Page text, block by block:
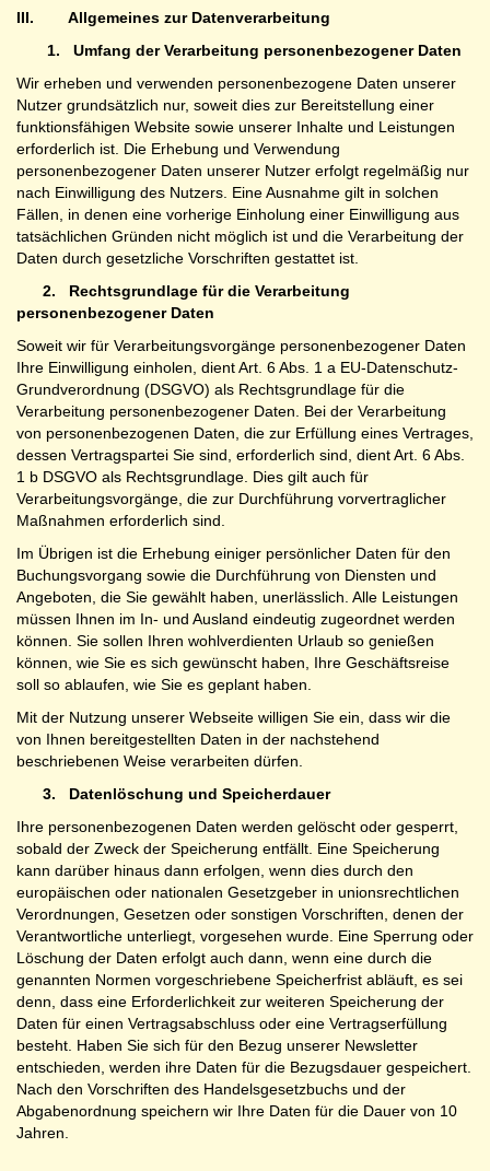
III. Allgemeines zur Datenverarbeitung
1. Umfang der Verarbeitung personenbezogener Daten
Wir erheben und verwenden personenbezogene Daten unserer
Nutzer grundsätzlich nur, soweit dies zur Bereitstellung einer
funktionsfähigen Website sowie unserer Inhalte und Leistungen
erforderlich ist. Die Erhebung und Verwendung
personenbezogener Daten unserer Nutzer erfolgt regelmäßig nur
nach Einwilligung des Nutzers. Eine Ausnahme gilt in solchen
Fällen, in denen eine vorherige Einholung einer Einwilligung aus
tatsächlichen Gründen nicht möglich ist und die Verarbeitung der
Daten durch gesetzliche Vorschriften gestattet ist.
2. Rechtsgrundlage für die Verarbeitung
personenbezogener Daten
Soweit wir für Verarbeitungsvorgänge personenbezogener Daten
Ihre Einwilligung einholen, dient Art. 6 Abs. 1 a EU-Datenschutz-
Grundverordnung (DSGVO) als Rechtsgrundlage für die
Verarbeitung personenbezogener Daten. Bei der Verarbeitung
von personenbezogenen Daten, die zur Erfüllung eines Vertrages,
dessen Vertragspartei Sie sind, erforderlich sind, dient Art. 6 Abs.
1 b DSGVO als Rechtsgrundlage. Dies gilt auch für
Verarbeitungsvorgänge, die zur Durchführung vorvertraglicher
Maßnahmen erforderlich sind.
Im Übrigen ist die Erhebung einiger persönlicher Daten für den
Buchungsvorgang sowie die Durchführung von Diensten und
Angeboten, die Sie gewählt haben, unerlässlich. Alle Leistungen
müssen Ihnen im In- und Ausland eindeutig zugeordnet werden
können. Sie sollen Ihren wohlverdienten Urlaub so genießen
können, wie Sie es sich gewünscht haben, Ihre Geschäftsreise
soll so ablaufen, wie Sie es geplant haben.
Mit der Nutzung unserer Webseite willigen Sie ein, dass wir die
von Ihnen bereitgestellten Daten in der nachstehend
beschriebenen Weise verarbeiten dürfen.
3. Datenlöschung und Speicherdauer
Ihre personenbezogenen Daten werden gelöscht oder gesperrt,
sobald der Zweck der Speicherung entfällt. Eine Speicherung
kann darüber hinaus dann erfolgen, wenn dies durch den
europäischen oder nationalen Gesetzgeber in unionsrechtlichen
Verordnungen, Gesetzen oder sonstigen Vorschriften, denen der
Verantwortliche unterliegt, vorgesehen wurde. Eine Sperrung oder
Löschung der Daten erfolgt auch dann, wenn eine durch die
genannten Normen vorgeschriebene Speicherfrist abläuft, es sei
denn, dass eine Erforderlichkeit zur weiteren Speicherung der
Daten für einen Vertragsabschluss oder eine Vertragserfüllung
besteht. Haben Sie sich für den Bezug unserer Newsletter
entschieden, werden ihre Daten für die Bezugsdauer gespeichert.
Nach den Vorschriften des Handelsgesetzbuchs und der
Abgabenordnung speichern wir Ihre Daten für die Dauer von 10
Jahren.